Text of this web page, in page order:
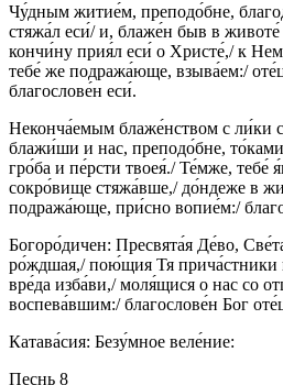
Чу́дным житие́м, преподо́бне,
стяжа́л еси́/ и, блаже́н быв в
кончи́ну прия́л еси́ о Христе́,/ к
тебе́ же подража́юще, взыва́ем:/
благослове́н еси́.
Неконча́емым блаже́нством с ли́ки
блажи́ши и нас, преподо́бне,
гро́ба и пе́рсти твоея́./ Те́мже, тебе́
сокро́вище стяжа́вше,/ до́ндеже в
подража́юще, при́сно вопие́м:/
Богоро́дичен: Пресвята́я Де́во,
ро́ждшая,/ пою́щия Тя прича́стники
вре́да изба́ви,/ моля́щися о нас со
воспева́вшим:/ благослове́н Бог
Катава́сия: Безу́мное веле́ние:
Песнь 8